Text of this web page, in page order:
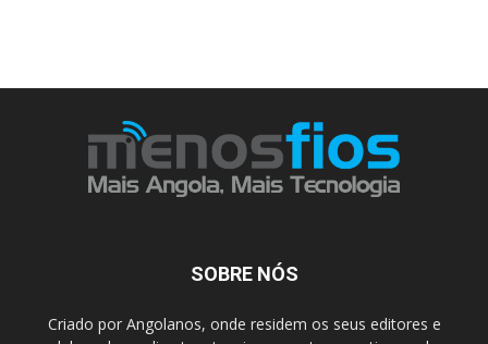
SOBRE NÓS
Criado por Angolanos, onde residem os seus editores e